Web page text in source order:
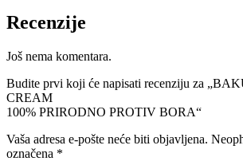
Recenzije
Još nema komentara.
Budite prvi koji će napisati recenziju za
CREAM
100% PRIRODNO PROTIV BORA“
Vaša adresa e-pošte neće biti objavljena.
označena *